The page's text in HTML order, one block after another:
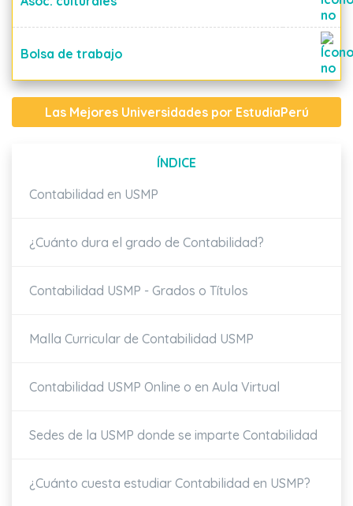
Bolsa de trabajo
Las Mejores Universidades por EstudiaPerú
ÍNDICE
Contabilidad en USMP
¿Cuánto dura el grado de Contabilidad?
Contabilidad USMP - Grados o Títulos
Malla Curricular de Contabilidad USMP
Contabilidad USMP Online o en Aula Virtual
Sedes de la USMP donde se imparte Contabilidad
¿Cuánto cuesta estudiar Contabilidad en USMP?